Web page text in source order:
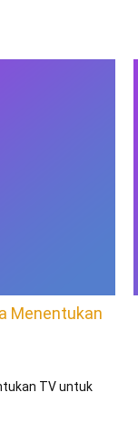
Menentukan
TV untuk